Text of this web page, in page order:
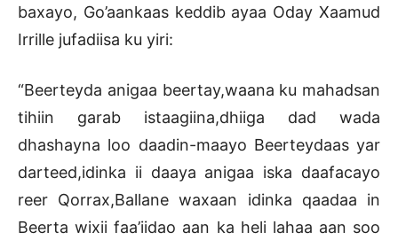
baxayo, Go’aankaas keddib ayaa Oday Xaamud
Irrille jufadiisa ku yiri:
“Beerteyda anigaa beertay,waana ku mahadsan
tihiin garab istaagiina,dhiiga dad wada
dhashayna loo daadin-maayo Beerteydaas yar
darteed,idinka ii daaya anigaa iska daafacayo
reer Qorrax,Ballane waxaan idinka qaadaa in
Beerta wixii faa’iidao aan ka heli lahaa aan soo